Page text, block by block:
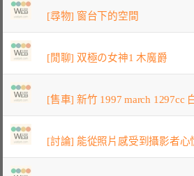
[尋物] 窗台下的空間
[閒聊] 双極の女神1 木魔爵
[售車] 新竹 1997 march 1297cc
[討論] 能從照片感受到攝影者心